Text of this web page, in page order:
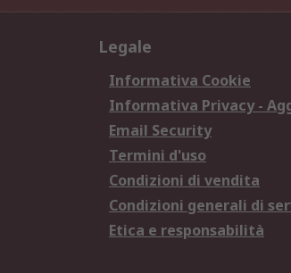
Legale
Informativa Cookie
Informativa Privacy -
Email Security
Termini d'uso
Condizioni di vendita
Condizioni generali di
Etica e responsabilità